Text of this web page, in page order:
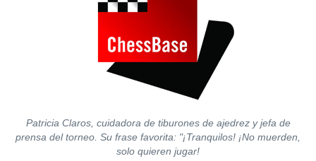
Patricia Claros, cuidadora de tiburones de ajedrez y jefa de
prensa del torneo. Su frase favorita: "¡Tranquilos! ¡No muerden,
solo quieren jugar!